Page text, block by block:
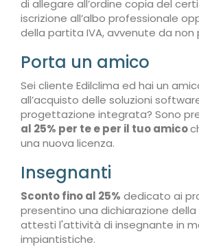
di allegare all’ordine copia del
iscrizione all’albo professionale
della partita IVA, avvenute da non
Porta un amico
Sei cliente Edilclima ed hai un
all’acquisto delle soluzioni
progettazione integrata? Sono
al 25% per te e per il tuo amico
una nuova licenza.
Insegnanti
Sconto fino al 25% dedicato ai
presentino una dichiarazione
attesti l'attività di insegnante in
impiantistiche.